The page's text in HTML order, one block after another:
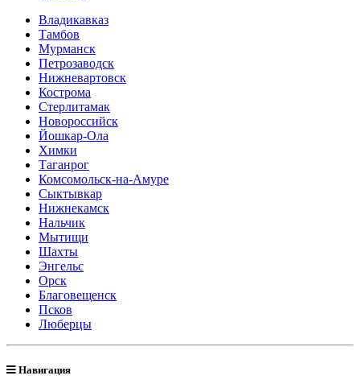
Владикавказ
Тамбов
Мурманск
Петрозаводск
Нижневартовск
Кострома
Стерлитамак
Новороссийск
Йошкар-Ола
Химки
Таганрог
Комсомольск-на-Амуре
Сыктывкар
Нижнекамск
Нальчик
Мытищи
Шахты
Энгельс
Орск
Благовещенск
Псков
Люберцы
Навигация